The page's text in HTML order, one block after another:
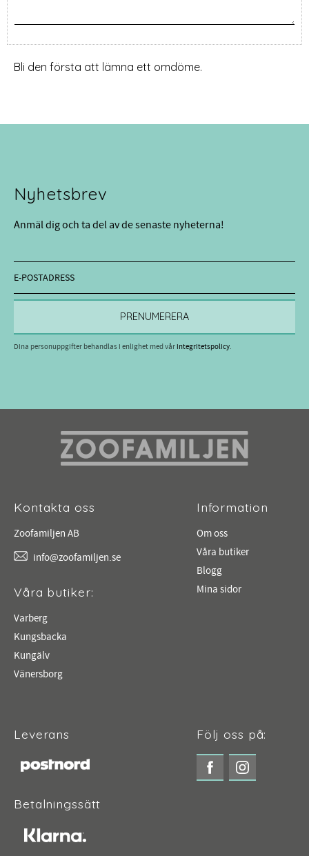
Bli den första att lämna ett omdöme.
Nyhetsbrev
Anmäl dig och ta del av de senaste nyheterna!
PRENUMERERA
Dina personuppgifter behandlas i enlighet med vårintegritetspolicy.
Kontakta oss
Zoofamiljen AB
info@zoofamiljen.se
Våra butiker:
Varberg
Kungsbacka
Kungälv
Vänersborg
Information
Om oss
Våra butiker
Blogg
Mina sidor
Leverans
Betalningssätt
Följ oss på: